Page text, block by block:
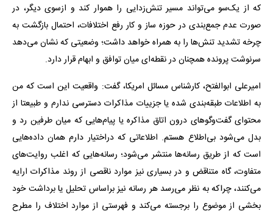
که از یک‌سو می‌تواند مسیر تنش‌زدایی را هموار کند و ازسوی دیگر، در
صورت عدم جمع‌بندی در حوزه ساز و کار رفع اختلافات، احتمال بازگشت به
چرخه تشدید تنش‌ها را به همراه خواهد داشت؛ وضعیتی که نشان می‌دهد
سرنوشت پرونده همچنان در نقطه‌ای میان توافق و ابهام قرار دارد.
امیرعلی ابوالفتح، کارشناس مسائل امریکا، گفت: واقعیت این است که من
به اطلاعات طبقه‌بندی ‌شده یا جزییات مذاکرات دسترسی ندارم و طبیعتا از
محتوای گفت‌وگوهای درون اتاق مذاکره یا پیام‌هایی که میان طرفین رد و
بدل می‌شود بی‌اطلاع هستم. اطلاعاتی که دراختیار دارم همان داده‌هایی
است که از طریق رسانه‌ها منتشر می‌شود؛ رسانه‌هایی که اغلب روایت‌های
متفاوت، گاه متناقض و در بسیاری نیز موارد ناقصی از روند مذاکرات ارایه
می‌کنند، چراکه به نظر می‌رسد هر رسانه نیز براساس تحلیل یا برداشت خود
بخشی از موضوع را برجسته می‌کند و فهرستی از موارد اختلاف را مطرح